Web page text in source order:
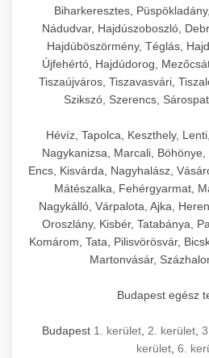
Biharkeresztes,
Nádudvar, Hajdúszoboszló,
Hajdúböszörmény, Téglás,
Újfehértó, Hajdúdorog,
Tiszaújváros, Tiszavasvári,
Szikszó, Szerencs,
Hévíz, Tapolca, Keszthely,
Nagykanizsa, Marcali, Böhönye,
Encs, Kisvárda, Nagyhalász,
Mátészalka, Fehérgyarmat,
Nagykálló, Várpalota, Ajka,
Oroszlány, Kisbér, Tatabánya,
Komárom, Tata, Pilisvörösvár,
Martonvásár,
Budapest egész
Budapest 1. kerület 2. kerület
kerület 6.